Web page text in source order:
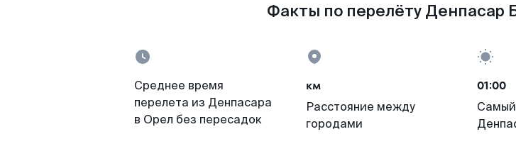
Факты по перелёту Денпасар
Среднее время
перелета из Денпасара
в Орел без пересадок
км
Расстояние между
городами
01:00
Самый